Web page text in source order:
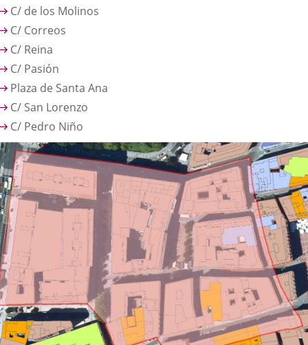
C/ de los Molinos
C/ Correos
C/ Reina
C/ Pasión
Plaza de Santa Ana
C/ San Lorenzo
C/ Pedro Niño